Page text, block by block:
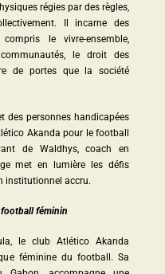
régies par des règles,
Il incarne des
le vivre-ensemble,
le droit des
de portes que la société
des personnes handicapées
Akanda pour le football
de Waldhys, coach en
met en lumière les défis
institutionnel accru.
féminin
le club Atlético Akanda
e féminine du football. Sa